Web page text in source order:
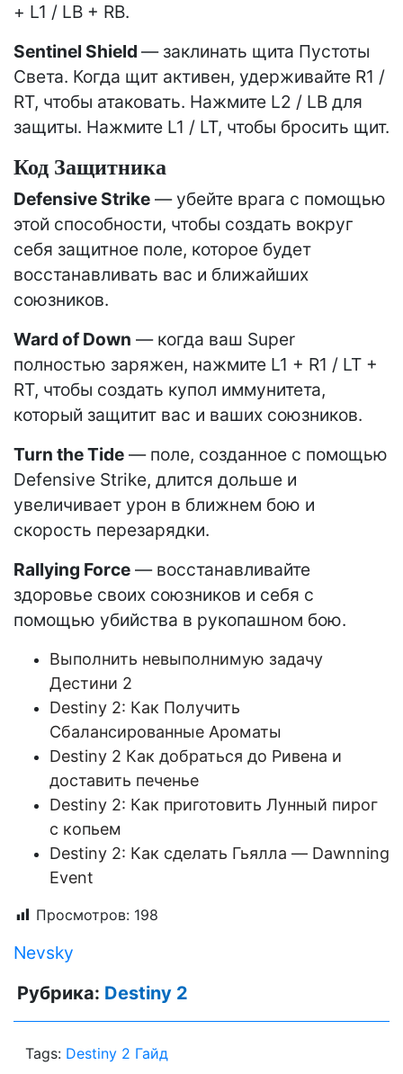
+ L1 / LB + RB.
Sentinel Shield — заклинать щита Пустоты
Света. Когда щит активен, удерживайте R1 /
RT, чтобы атаковать. Нажмите L2 / LB для
защиты. Нажмите L1 / LT, чтобы бросить щит.
Код Защитника
Defensive Strike — убейте врага с помощью
этой способности, чтобы создать вокруг
себя защитное поле, которое будет
восстанавливать вас и ближайших
союзников.
Ward of Down — когда ваш Super
полностью заряжен, нажмите L1 + R1 / LT +
RT, чтобы создать купол иммунитета,
который защитит вас и ваших союзников.
Turn the Tide — поле, созданное с помощью
Defensive Strike, длится дольше и
увеличивает урон в ближнем бою и
скорость перезарядки.
Rallying Force — восстанавливайте
здоровье своих союзников и себя с
помощью убийства в рукопашном бою.
Выполнить невыполнимую задачу
Дестини 2
Destiny 2: Как Получить
Сбалансированные Ароматы
Destiny 2 Как добраться до Ривена и
доставить печенье
Destiny 2: Как приготовить Лунный пирог
с копьем
Destiny 2: Как сделать Гьялла — Dawnning
Event
Просмотров: 198
Nevsky
Рубрика: Destiny 2
Tags: Destiny 2 Гайд